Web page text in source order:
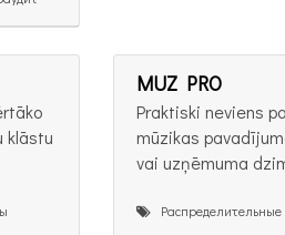
klāstu
MUZ PRO
Praktiski neviens
mūzikas
vai uzņēmuma